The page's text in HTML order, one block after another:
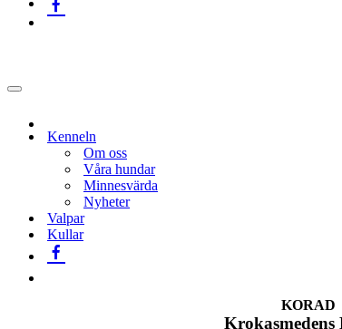
Navigeringsmeny
Kenneln
Om oss
Våra hundar
Minnesvärda
Nyheter
Valpar
Kullar
KORAD
Krokasmedens